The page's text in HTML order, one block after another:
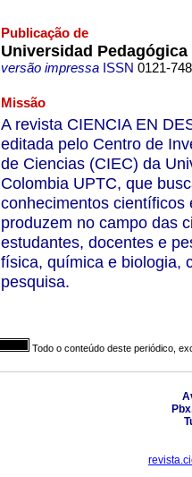
Publicação de
Universidad
versão impressaISSN 0121-
Missão
A revista CIENCIA EN
editada pelo Centro de
de Ciencias (CIEC) da
Colombia UPTC, que
conhecimentos científicos
produzem no campo das
estudantes, docentes e
física, química e biologia,
pesquisa.
Todo o conteúdo deste periódico,